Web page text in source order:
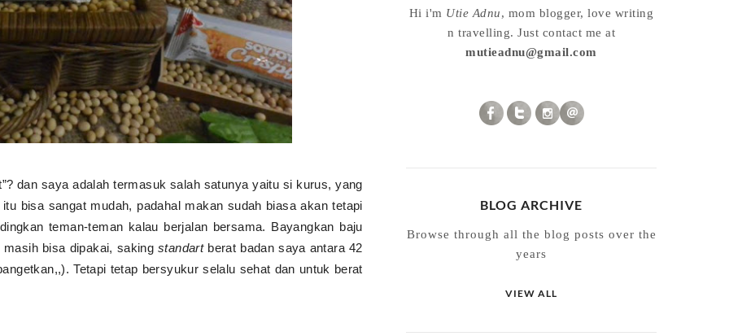
dan saya adalah termasuk salah satunya yaitu si kurus, yang
bisa sangat mudah, padahal makan sudah biasa akan tetapi
teman-teman kalau berjalan bersama. Bayangkan baju
masih bisa dipakai, sakingstandartberat badan saya antara 42
Tetapi tetap bersyukur selalu sehat dan untuk berat
Hi i'm Utie Adnu, mom blogger, love writing
n travelling. Just contact me at
mutieadnu@gmail.com
BLOG ARCHIVE
Browse through all the blog posts over the
years
VIEW ALL